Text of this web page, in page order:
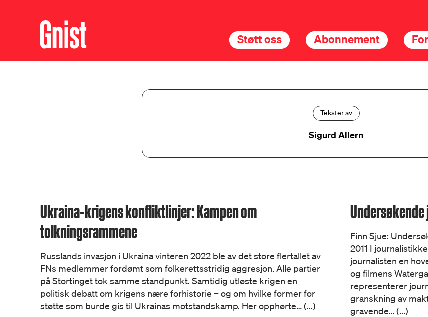
Støtt oss Abonnement
Tekster av
Sigurd Allern
Ukraina-krigens konfliktlinjer: Kampen om
tolkningsrammene
Russlands invasjon i Ukraina vinteren 2022 ble av det store flertallet av
FNs medlemmer fordømt som folkerettsstridig aggresjon. Alle partier
på Stortinget tok samme standpunkt. Samtidig utløste krigen en
politisk debatt om krigens nære forhistorie – og om hvilke former for
støtte som burde gis til Ukrainas motstandskamp. Her opphørte… (...)
Finn Sjue:
2011 I
journalisten en
og filmens
representerer
granskning av
gravende… (...)